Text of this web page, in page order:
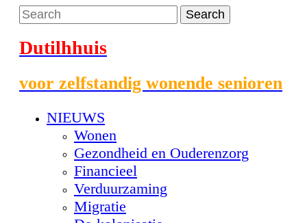
Dutilhhuis
voor zelfstandig wonende senioren
NIEUWS
Wonen
Gezondheid en Ouderenzorg
Financieel
Verduurzaming
Migratie